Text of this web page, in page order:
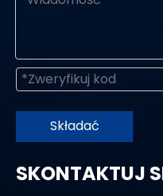
Składać
SKONTAKTUJ